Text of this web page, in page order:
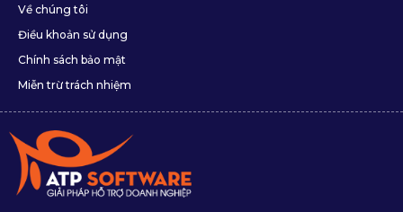
Về chúng tôi
Điều khoản sử dụng
Chính sách bảo mật
Miễn trừ trách nhiệm